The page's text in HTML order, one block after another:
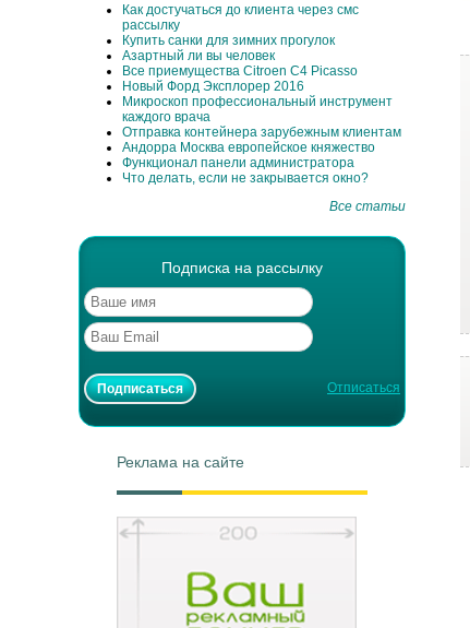
Как достучаться до клиента через смс
рассылку
Купить санки для зимних прогулок
Азартный ли вы человек
Все приемущества Сitroen C4 Picasso
Новый Форд Эксплорер 2016
Микроскоп профессиональный инструмент
каждого врача
Отправка контейнера зарубежным клиентам
Андорра Москва европейское княжество
Функционал панели администратора
Что делать, если не закрывается окно?
Все статьи
Подписка на рассылку
Отписаться
Реклама на сайте